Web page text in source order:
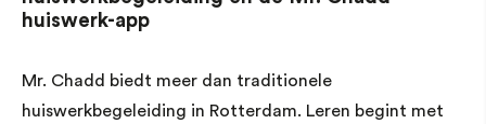
huiswerk-app
Mr. Chadd biedt meer dan traditionele
huiswerkbegeleiding in Rotterdam. Leren begint met